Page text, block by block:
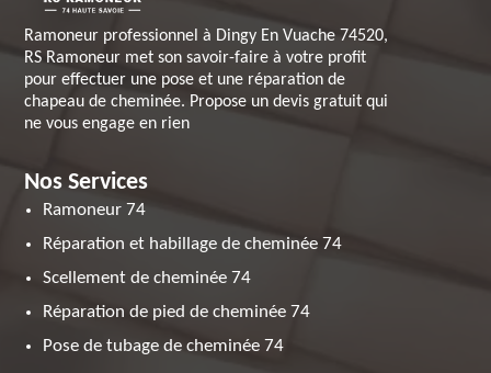
Ramoneur professionnel à Dingy En Vuache 74520,
RS Ramoneur met son savoir-faire à votre profit
pour effectuer une pose et une réparation de
chapeau de cheminée. Propose un devis gratuit qui
ne vous engage en rien
Nos Services
Ramoneur 74
Réparation et habillage de cheminée 74
Scellement de cheminée 74
Réparation de pied de cheminée 74
Pose de tubage de cheminée 74